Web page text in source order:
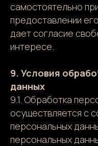
самостоятельно
предоставлении
дает согласие
интересе.
9. Условия
данных
9.1. Обработка
осуществляется с
персональных
персональных